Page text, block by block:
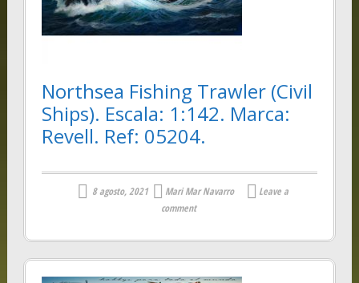
Northsea Fishing Trawler (Civil
Ships). Escala: 1:142. Marca:
Revell. Ref: 05204.
8 agosto, 2021 Mari Mar Navarro
Leave a
comment